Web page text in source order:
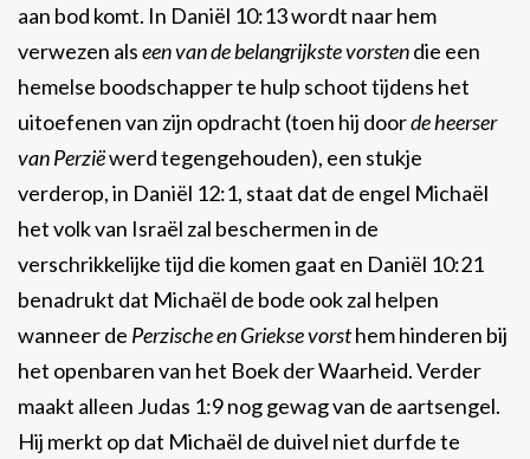
aan bod komt. In Daniël 10:13 wordt naar hem
verwezen alseen van de belangrijkste vorstendie een
hemelse boodschapper te hulp schoot tijdens het
uitoefenen van zijn opdracht (toen hij doorde heerser
van Perziëwerd tegengehouden), een stukje
verderop, in Daniël 12:1, staat dat de engel Michaël
het volk van Israël zal beschermen in de
verschrikkelijke tijd die komen gaat en Daniël 10:21
benadrukt dat Michaël de bode ook zal helpen
wanneer de Perzische en Griekse vorsthem hinderen bij
het openbaren van het Boek der Waarheid. Verder
maakt alleen Judas 1:9 nog gewag van de aartsengel.
Hij merkt op dat Michaël de duivel niet durfde te